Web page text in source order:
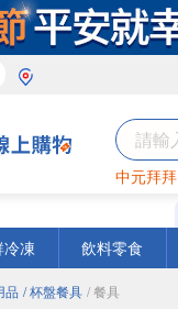
中元拜拜
凍 飲料零食
品 / 杯盤餐具 / 餐具